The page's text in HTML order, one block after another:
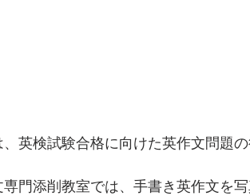
英検試験合格に向けた英作文問題
門添削教室では、手書き英作文を